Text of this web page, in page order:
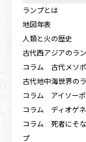
ランプとは
地図年表
人類と火の歴史
古代西アジアのラ
コラム 古代メソ
古代地中海世界の
コラム アイソー
コラム ディオゲ
コラム 死者にそな
プ